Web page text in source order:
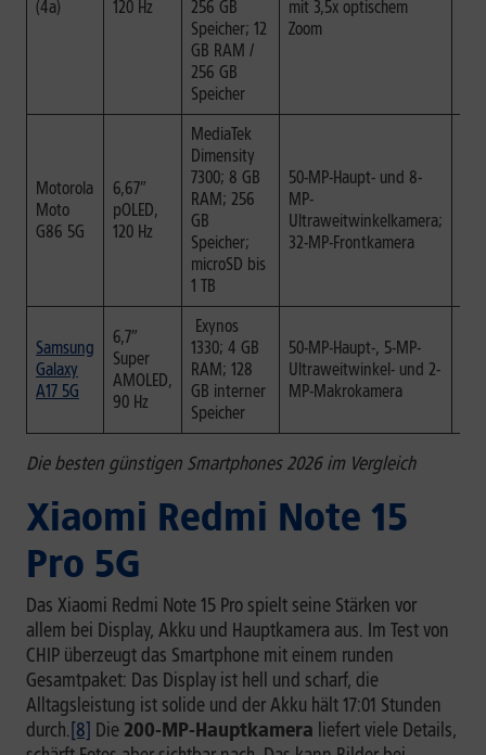
(4a)
120 Hz
256 GB
Speicher; 12
GB RAM /
256 GB
Speicher
mit 3,5x optischem
Zoom
Motorola
Moto
G86 5G
6,67″
pOLED,
120 Hz
MediaTek
Dimensity
7300; 8 GB
RAM; 256
GB
Speicher;
microSD bis
1 TB
50-MP-Haupt- und 8-
MP-
Ultraweitwinkelkamera;
32-MP-Frontkamera
Samsung
Galaxy
A17 5G
6,7″
Super
AMOLED,
90 Hz
Exynos
1330; 4 GB
RAM; 128
GB interner
Speicher
50-MP-Haupt-, 5-MP-
Ultraweitwinkel- und 2-
MP-Makrokamera
Die besten günstigen Smartphones 2026 im Vergleich
Xiaomi Redmi Note 15
Pro 5G
Das Xiaomi Redmi Note 15 Pro spielt seine Stärken vor
allem bei Display, Akku und Hauptkamera aus. Im Test von
CHIP überzeugt das Smartphone mit einem runden
Gesamtpaket: Das Display ist hell und scharf, die
Alltagsleistung ist solide und der Akku hält 17:01 Stunden
durch.[8] Die 200-MP-Hauptkamera liefert viele Details,